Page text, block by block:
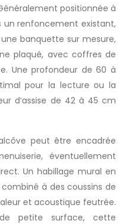
positionnée à
un renfoncement existant,
banquette sur mesure,
plaqué, avec coffres de
Une profondeur de 60 à
pour la lecture ou la
d’assise de 42 à 45 cm
peut être encadrée
éventuellement
Un habillage mural en
à des coussins de
et acoustique feutrée.
petite surface, cette